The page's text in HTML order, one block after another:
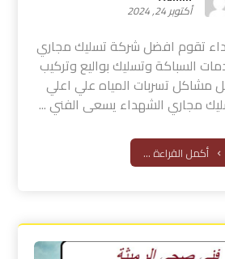
أكتوبر 24, 2024
تقوم افضل شركة تسليك مجاري
السباكة وتسليك بواليع وتركيب
مشاكل تسربات المياه علي اعلي
مجاري الشهداء يسعى الفني ...
أكمل القراءة ...